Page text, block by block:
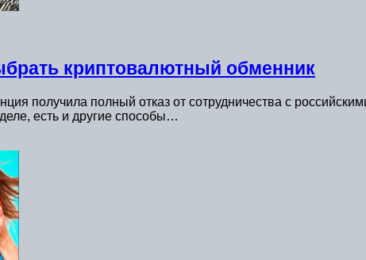
криптовалютный обменник
получила полный отказ от сотрудничества с
есть и другие способы…